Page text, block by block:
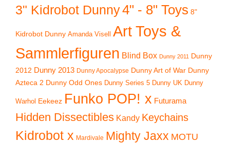
3" Kidrobot Dunny4" - 8" Toys 8"
Kidrobot Dunny Amanda Visell Art Toys &
Sammlerfiguren Blind Box Dunny 2011 Dunny
2012 Dunny 2013 Dunny Apocalypse Dunny Art of War Dunny
Azteca 2 Dunny Odd Ones Dunny Series 5 Dunny UK Dunny
Warhol Eekeez Funko POP! x Futurama
Hidden Dissectibles Kandy Keychains
Kidrobot x Mardivale Mighty Jaxx MOTU